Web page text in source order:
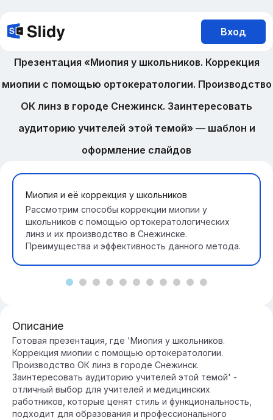
Вход
Презентация «Миопия у школьников. Коррекция
миопии с помощью ортокератологии. Производство
ОК линз в городе Снежинск. Заинтересовать
аудиторию учителей этой темой» — шаблон и
оформление слайдов
Миопия и её коррекция у школьников
Рассмотрим способы коррекции миопии у
школьников с помощью ортокератологических
линз и их производство в Снежинске.
Преимущества и эффективность данного метода.
Описание
Готовая презентация, где 'Миопия у школьников.
Коррекция миопии с помощью ортокератологии.
Производство ОК линз в городе Снежинск.
Заинтересовать аудиторию учителей этой темой' -
отличный выбор для учителей и медицинских
работников, которые ценят стиль и функциональность,
подходит для образования и профессионального